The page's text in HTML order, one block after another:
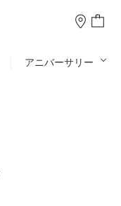
アニバーサリー